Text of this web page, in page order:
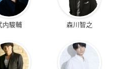
内駿輔 森川智之